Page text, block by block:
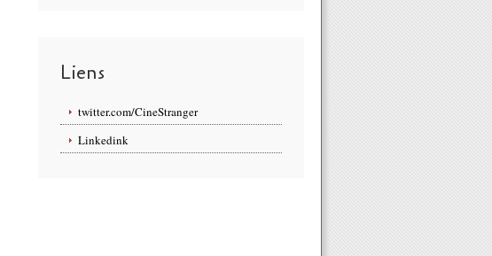
Liens
twitter.com/CineStranger
Linkedink